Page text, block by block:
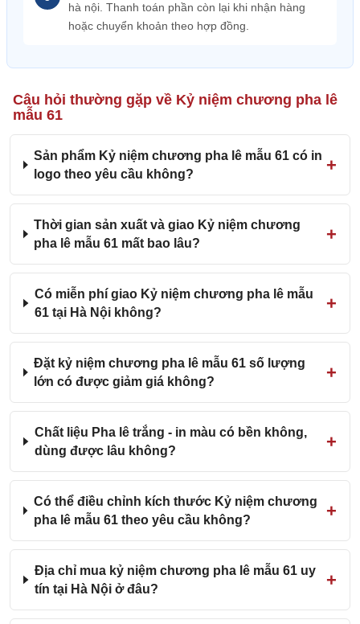
hà nội. Thanh toán phần còn lại khi nhận hàng
hoặc chuyển khoản theo hợp đồng.
Câu hỏi thường gặp về Kỷ niệm chương pha lê
mẫu 61
Sản phẩm Kỷ niệm chương pha lê mẫu 61 có in
logo theo yêu cầu không?
Thời gian sản xuất và giao Kỷ niệm chương
pha lê mẫu 61 mất bao lâu?
Có miễn phí giao Kỷ niệm chương pha lê mẫu
61 tại Hà Nội không?
Đặt kỷ niệm chương pha lê mẫu 61 số lượng
lớn có được giảm giá không?
Chất liệu Pha lê trắng - in màu có bền không,
dùng được lâu không?
Có thể điều chỉnh kích thước Kỷ niệm chương
pha lê mẫu 61 theo yêu cầu không?
Địa chỉ mua kỷ niệm chương pha lê mẫu 61 uy
tín tại Hà Nội ở đâu?